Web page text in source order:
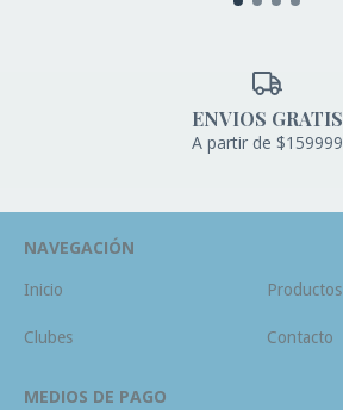
ENVIOS GRATIS
A partir de $159999
NAVEGACIÓN
Inicio Productos
Clubes Contacto
MEDIOS DE PAGO